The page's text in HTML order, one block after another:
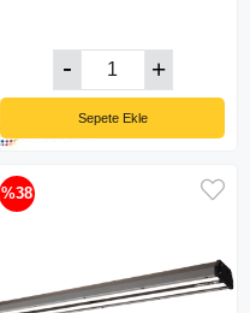
Sepete Ekle
%38